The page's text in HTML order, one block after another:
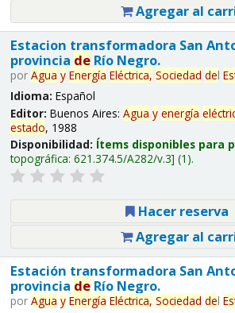
Agregar al
Estacion transformadora San
provincia deRío Negro.
por Agua y Energía Eléctrica, Sociedad del
Idioma: Español
Editor: Buenos Aires: Agua y energía
estado, 1988
Disponibilidad: Ítems disponibles para
topográfica: 621.374.5/A282/v.3 (1).
Hacer reserva
Agregar al
Estación transformadora San
provincia deRío Negro.
por Agua y Energía Eléctrica, Sociedad del